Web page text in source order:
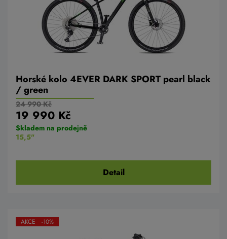
Horské kolo 4EVER DARK SPORT pearl black
/ green
24 990 Kč
19 990 Kč
Skladem na prodejně
15,5"
Detail
AKCE -10%